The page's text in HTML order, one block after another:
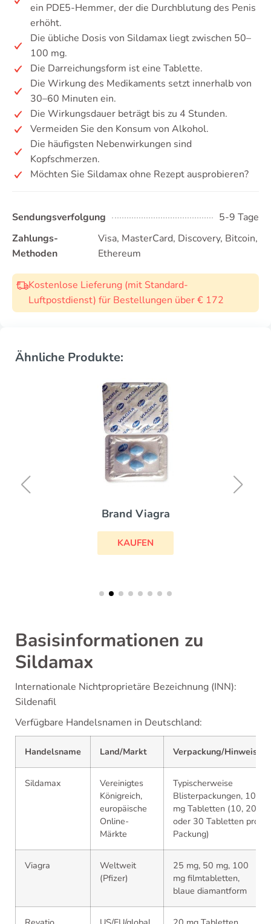
ein PDE5-Hemmer, der die Durchblutung des Penis
erhöht.
Die übliche Dosis von Sildamax liegt zwischen 50–
100 mg.
Die Darreichungsform ist eine Tablette.
Die Wirkung des Medikaments setzt innerhalb von
30–60 Minuten ein.
Die Wirkungsdauer beträgt bis zu 4 Stunden.
Vermeiden Sie den Konsum von Alkohol.
Die häufigsten Nebenwirkungen sind
Kopfschmerzen.
Möchten Sie Sildamax ohne Rezept ausprobieren?
Sendungsverfolgung
5-9 Tage
Zahlungs-
Methoden
Visa, MasterCard, Discovery, Bitcoin,
Ethereum
Kostenlose Lieferung (mit Standard-
Luftpostdienst) für Bestellungen über € 172
Ähnliche Produkte:
Brand Viagra
KAUFEN
Basisinformationen zu
Sildamax
Internationale Nichtproprietäre Bezeichnung (INN):
Sildenafil
Verfügbare Handelsnamen in Deutschland:
Handelsname Land/Markt Verpackung/Hinweise
Sildamax
Vereinigtes
Königreich,
europäische
Online-
Märkte
Typischerweise
Blisterpackungen, 100
mg Tabletten (10, 20
oder 30 Tabletten pro
Packung)
Viagra
Weltweit
(Pfizer)
25 mg, 50 mg, 100
mg filmtabletten,
blaue diamantform